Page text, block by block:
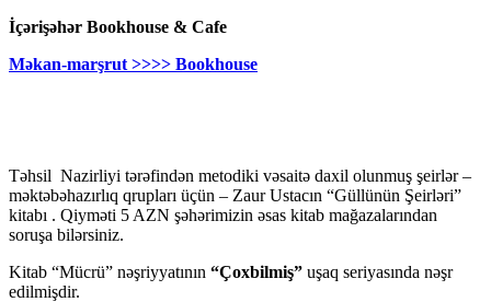
İçərişəhər Bookhouse & Cafe
Məkan-marşrut >>>> Bookhouse
Təhsil Nazirliyi tərəfindən metodiki vəsaitə daxil olunmuş şeirlər –
məktəbəhazırlıq qrupları üçün – Zaur Ustacın “Güllünün Şeirləri”
kitabı . Qiyməti 5 AZN şəhərimizin əsas kitab mağazalarından
soruşa bilərsiniz.
Kitab “Mücrü” nəşriyyatının “Çoxbilmiş” uşaq seriyasında nəşr
edilmişdir.